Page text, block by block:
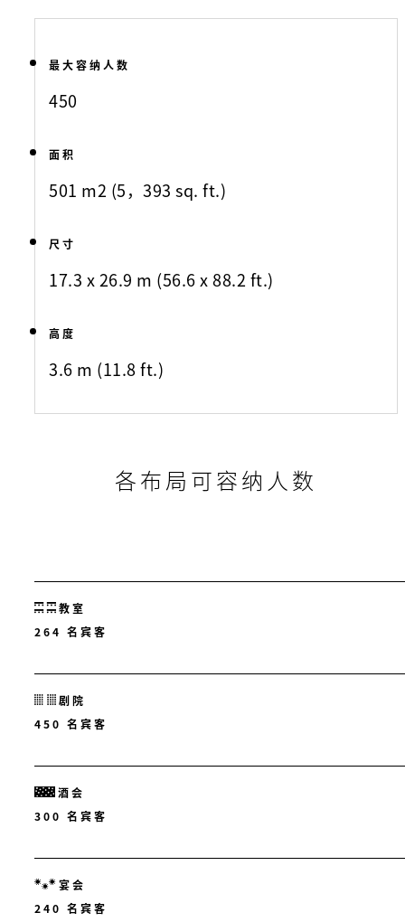
最大容纳人数
450
面积
501 m2 (5，393 sq. ft.)
尺寸
17.3 x 26.9 m (56.6 x 88.2 ft.)
高度
3.6 m (11.8 ft.)
各布局可容纳人数
教室
264 名宾客
剧院
450 名宾客
酒会
300 名宾客
宴会
240 名宾客